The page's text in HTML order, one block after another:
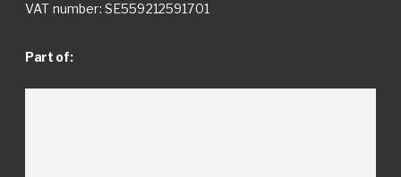
VAT number: SE559212591701
Part of: